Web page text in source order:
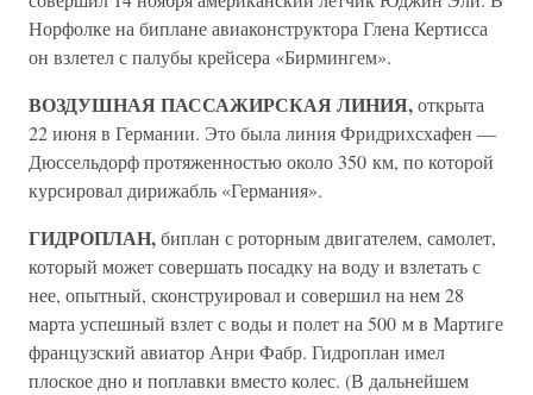
Норфолке на биплане авиаконструктора Глена Кертисса
он взлетел с палубы крейсера «Бирмингем».
ВОЗДУШНАЯ ПАССАЖИРСКАЯ ЛИНИЯ,открыта
22 июня в Германии. Это была линия Фридрихсхафен —
Дюссельдорф протяженностью около 350 км, по которой
курсировал дирижабль «Германия».
ГИДРОПЛАН,биплан с роторным двигателем, самолет,
который может совершать посадку на воду и взлетать с
нее, опытный, сконструировал и совершил на нем 28
марта успешный взлет с воды и полет на 500 м в Мартиге
французский авиатор Анри Фабр. Гидроплан имел
плоское дно и поплавки вместо колес. (В дальнейшем